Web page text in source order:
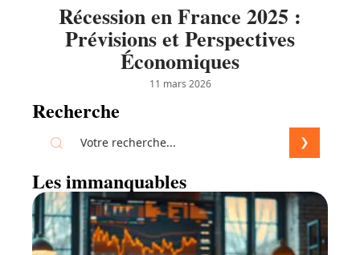
Récession en France 2025 :
Prévisions et Perspectives
Économiques
11 mars 2026
Recherche
Les immanquables